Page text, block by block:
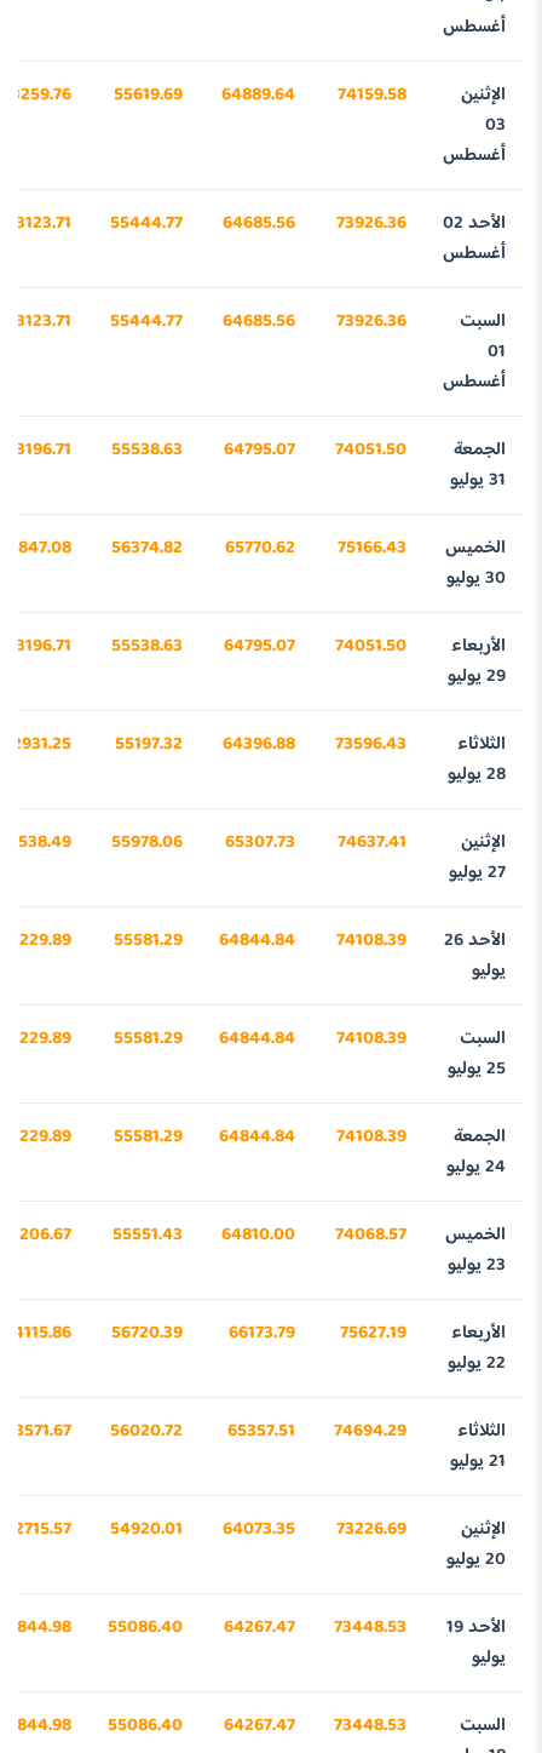
أغسطس
الإثنين
03
أغسطس
74159.58
64889.64
55619.69
43259.76
الأحد 02
أغسطس
73926.36
64685.56
55444.77
43123.71
السبت
01
أغسطس
73926.36
64685.56
55444.77
43123.71
الجمعة
31 يوليو
74051.50
64795.07
55538.63
43196.71
الخميس
30 يوليو
75166.43
65770.62
56374.82
الأربعاء
29 يوليو
74051.50
64795.07
55538.63
43196.71
الثلاثاء
28 يوليو
73596.43
64396.88
55197.32
42931.25
الإثنين
27 يوليو
74637.41
65307.73
55978.06
الأحد 26
يوليو
74108.39
64844.84
55581.29
43229.89
السبت
25 يوليو
74108.39
64844.84
55581.29
43229.89
الجمعة
24 يوليو
74108.39
64844.84
55581.29
43229.89
الخميس
23 يوليو
74068.57
64810.00
55551.43
43206.67
الأربعاء
22 يوليو
75627.19
66173.79
56720.39
44115.86
الثلاثاء
21 يوليو
74694.29
65357.51
56020.72
43571.67
الإثنين
20 يوليو
73226.69
64073.35
54920.01
42715.57
الأحد 19
يوليو
73448.53
64267.47
55086.40
السبت
73448.53
64267.47
55086.40